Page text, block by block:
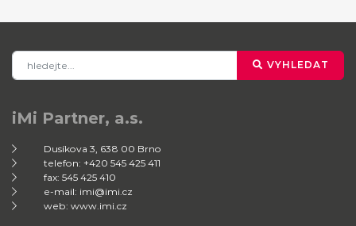
VYHLEDAT
iMi Partner, a.s.
Dusíkova 3, 638 00 Brno
telefon: +420 545 425 411
fax: 545 425 410
e-mail: imi@imi.cz
web: www.imi.cz